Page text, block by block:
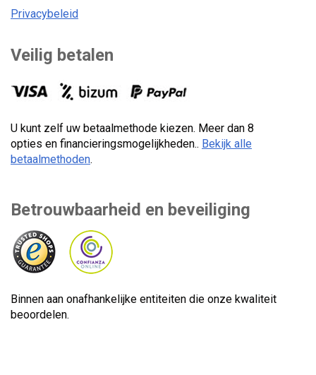
Privacybeleid
Veilig betalen
U kunt zelf uw betaalmethode kiezen. Meer dan 8
opties en financieringsmogelijkheden.. Bekijk alle
betaalmethoden.
Betrouwbaarheid en beveiliging
Binnen aan onafhankelijke entiteiten die onze kwaliteit
beoordelen.